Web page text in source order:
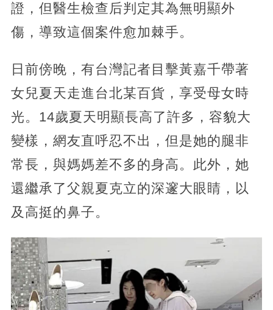
證，但醫生檢查后判定其為無明顯外
傷，導致這個案件愈加棘手。
日前傍晚，有台灣記者目擊黃嘉千帶著
女兒夏天走進台北某百貨，享受母女時
光。14歲夏天明顯長高了許多，容貌大
變樣，網友直呼忍不出，但是她的腿非
常長，與媽媽差不多的身高。此外，她
還繼承了父親夏克立的深邃大眼睛，以
及高挺的鼻子。